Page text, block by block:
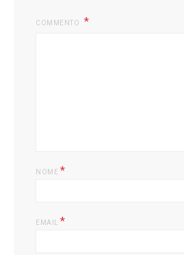
COMMENTO
NOME *
EMAIL *